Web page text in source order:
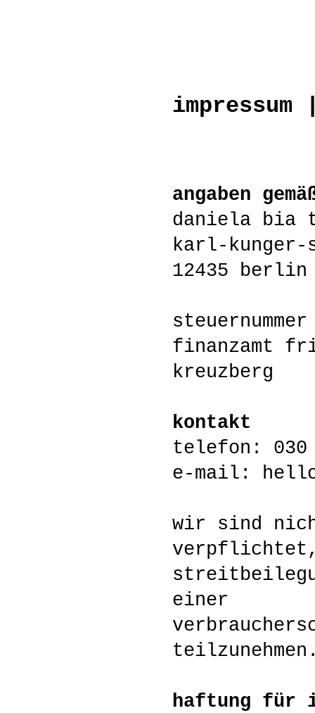
angaben
daniela bia
karl-kunger-
12435 berlin
finanzamt
kreuzberg
kontakt
telefon: 030
e-mail:
wir sind
einer
haftung für